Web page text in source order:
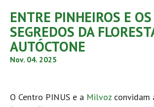
ENTRE PINHEIROS E OS
SEGREDOS DA
AUTÓCTONE
Nov. 04. 2025
O Centro PINUS e a Milvoz convidam